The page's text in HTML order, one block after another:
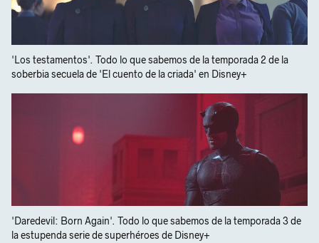
'Los testamentos'. Todo lo que sabemos de la temporada 2 de la
soberbia secuela de 'El cuento de la criada' en Disney+
'Daredevil: Born Again'. Todo lo que sabemos de la temporada 3 de
la estupenda serie de superhéroes de Disney+